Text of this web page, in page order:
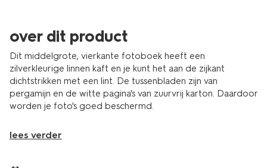
over dit product
Dit middelgrote, vierkante fotoboek heeft een
zilverkleurige linnen kaft en je kunt het aan de zijkant
dichtstrikken met een lint. De tussenbladen zijn van
pergamijn en de witte pagina's van zuurvrij karton. Daardoor
worden je foto's goed beschermd.
lees verder